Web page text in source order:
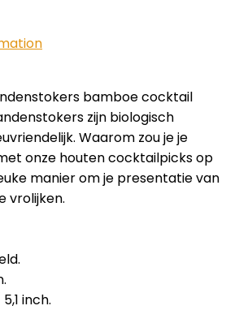
bamboe cocktail
zijn biologisch
Waarom zou je je
onze houten cocktailpicks op
manier om je presentatie van
vrolijken.
inch.